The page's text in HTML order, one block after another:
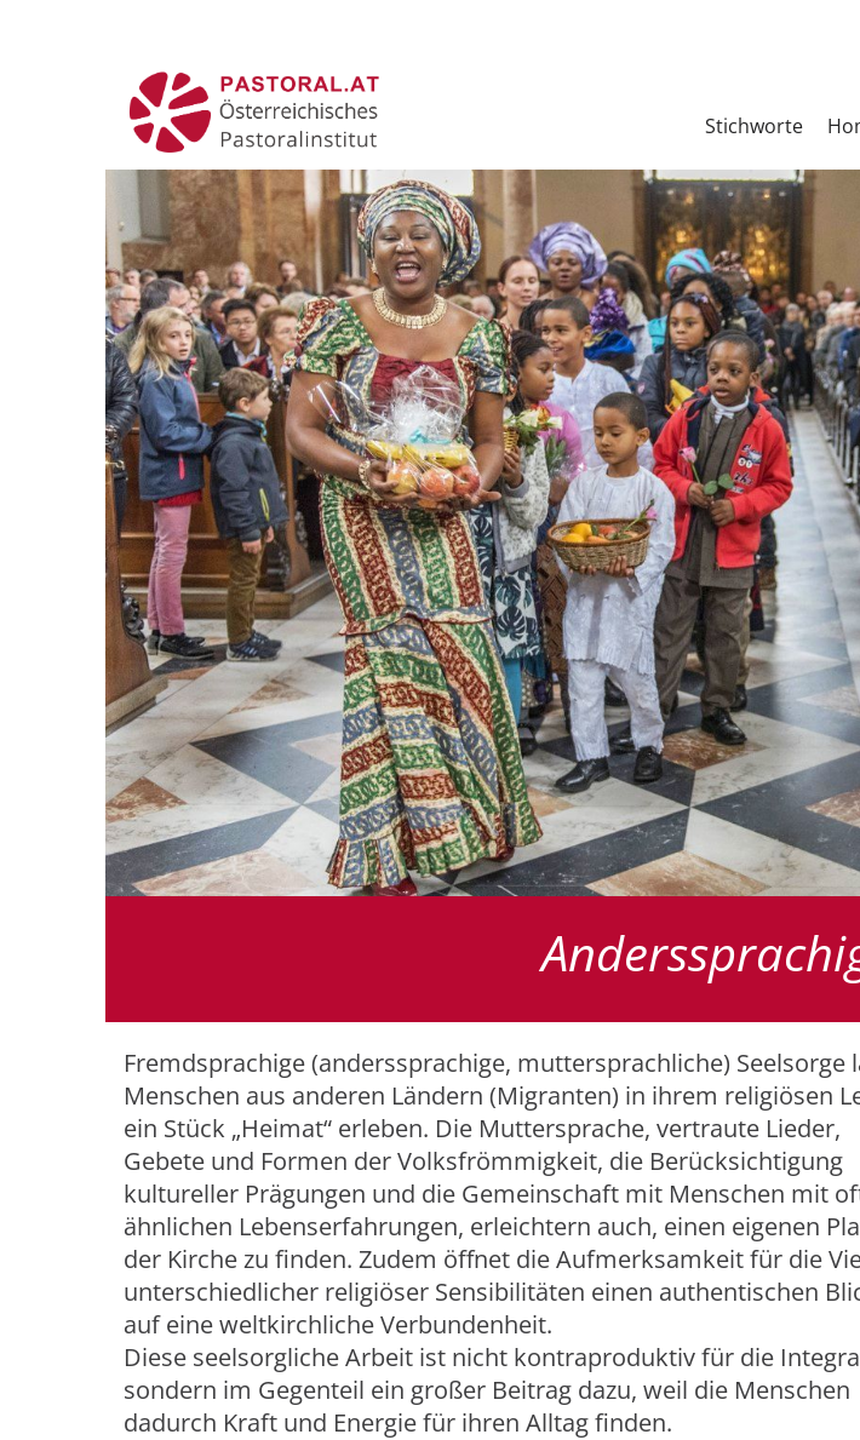
Stichworte
Fremdsprachige (anderssprachige, muttersprachliche) Seelsorge
Menschen aus anderen Ländern (Migranten) in ihrem religiösen
ein Stück „Heimat“ erleben. Die Muttersprache, vertraute Lieder,
Gebete und Formen der Volksfrömmigkeit, die Berücksichtigung
kultureller Prägungen und die Gemeinschaft mit Menschen mit
ähnlichen Lebenserfahrungen, erleichtern auch, einen eigenen
der Kirche zu finden. Zudem öffnet die Aufmerksamkeit für die
unterschiedlicher religiöser Sensibilitäten einen authentischen
auf eine weltkirchliche Verbundenheit.
Diese seelsorgliche Arbeit ist nicht kontraproduktiv für die
sondern im Gegenteil ein großer Beitrag dazu, weil die Menschen
dadurch Kraft und Energie für ihren Alltag finden.